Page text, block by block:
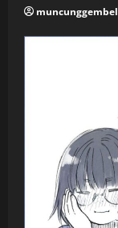
muncunggembel